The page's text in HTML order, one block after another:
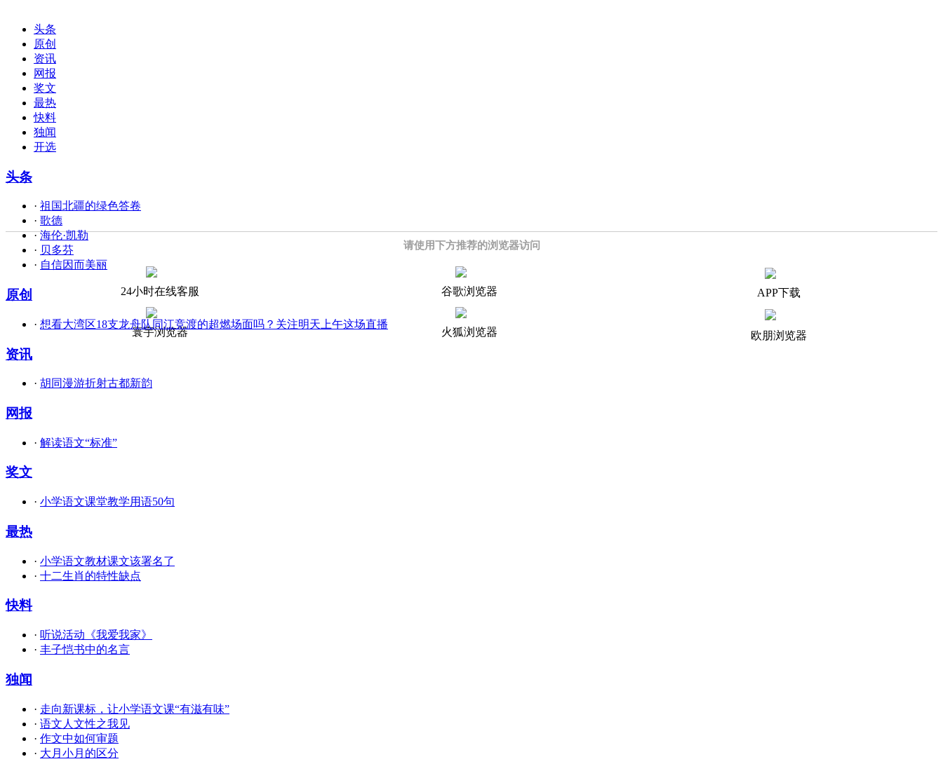
请使用下方推荐的浏览器访问
24小时在线客服 谷歌浏览器 APP下载
寰宇浏览器 火狐浏览器 欧朋浏览器
头条
原创
资讯
网报
奖文
最热
快料
独闻
开选
头条
· 祖国北疆的绿色答卷
· 歌德
·海伦·凯勒
· 贝多芬
· 自信因而美丽
原创
· 想看大湾区18支龙舟队同江竞渡的超燃场面吗？关注明天上午这场直播
资讯
· 胡同漫游折射古都新韵
网报
· 解读语文“标准”
奖文
· 小学语文课堂教学用语50句
最热
· 小学语文教材课文该署名了
· 十二生肖的特性缺点
快料
· 听说活动《我爱我家》
· 丰子恺书中的名言
独闻
· 走向新课标，让小学语文课“有滋有味”
· 语文人文性之我见
· 作文中如何审题
· 大月小月的区分